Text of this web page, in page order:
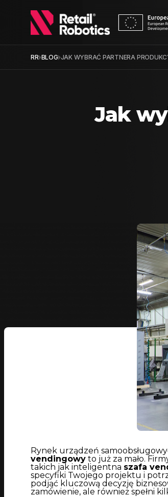
RR BLOG JAK WYBRAĆ PARTNERA
Jak
Rynek urządzeń
vendingowy to już za mało.
takich jak inteligentna szafa
specyfiki Twojego projektu i
podjąć kluczową decyzję
zamówienie, ale również spełni